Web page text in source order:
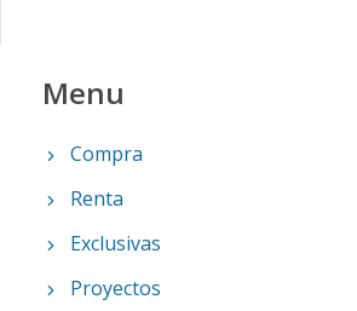
Menu
Compra
Renta
Exclusivas
Proyectos